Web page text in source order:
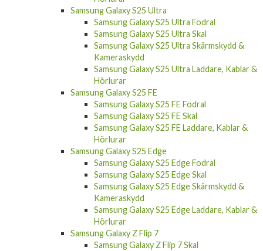
Samsung Galaxy S25 Ultra
Samsung Galaxy S25 Ultra Fodral
Samsung Galaxy S25 Ultra Skal
Samsung Galaxy S25 Ultra Skärmskydd &
Kameraskydd
Samsung Galaxy S25 Ultra Laddare, Kablar &
Hörlurar
Samsung Galaxy S25 FE
Samsung Galaxy S25 FE Fodral
Samsung Galaxy S25 FE Skal
Samsung Galaxy S25 FE Laddare, Kablar &
Hörlurar
Samsung Galaxy S25 Edge
Samsung Galaxy S25 Edge Fodral
Samsung Galaxy S25 Edge Skal
Samsung Galaxy S25 Edge Skärmskydd &
Kameraskydd
Samsung Galaxy S25 Edge Laddare, Kablar &
Hörlurar
Samsung Galaxy Z Flip 7
Samsung Galaxy Z Flip 7 Skal